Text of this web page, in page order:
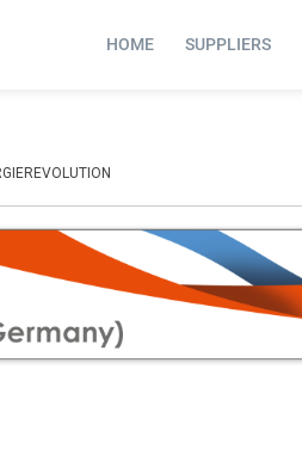
HOME SUPPLIERS